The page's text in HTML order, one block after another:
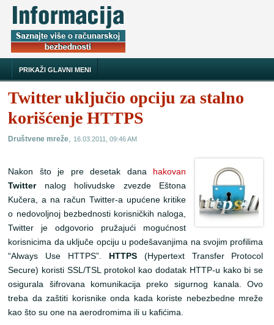
PRIKAŽI GLAVNI MENI
Twitter uključio opciju za stalno
korišćenje HTTPS
Društvene mreže, 16.03.2011, 09:46 AM
Nakon što je pre desetak dana
hakovan
Twitternalog holivudske zvezde Eštona
Kučera, a na račun Twitter-a upućene kritike
o nedovoljnoj bezbednosti korisničkih naloga,
Twitter je odgovorio pružajući mogućnost
korisnicima da uključe opciju u podešavanjima na svojim profilima
“Always Use HTTPS”.
HTTPS(Hypertext Transfer Protocol
Secure) koristi SSL/TSL protokol kao dodatak HTTP-u kako bi se
osigurala šifrovana komunikacija preko sigurnog kanala. Ovo
treba da zaštiti korisnike onda kada koriste nebezbedne mreže
kao što su one na aerodromima ili u kafićima.